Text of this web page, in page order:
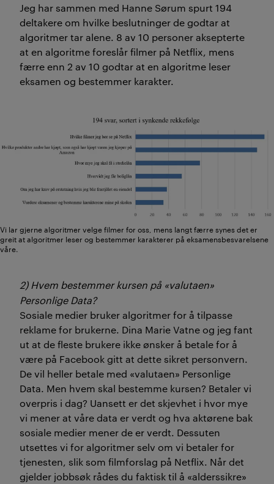
Jeg har sammen med Hanne Sørum spurt 194
deltakere om hvilke beslutninger de godtar at
algoritmer tar alene. 8 av 10 personer aksepterte
at en algoritme foreslår filmer på Netflix, mens
færre enn 2 av 10 godtar at en algoritme leser
eksamen og bestemmer karakter.
Vi lar gjerne algoritmer velge filmer for oss, mens langt færre synes det er
greit at algoritmer leser og bestemmer karakterer på eksamensbesvarelsene
våre.
2) Hvem bestemmer kursen på «valutaen»
Personlige Data?
Sosiale medier bruker algoritmer for å tilpasse
reklame for brukerne. Dina Marie Vatne og jeg fant
ut at de fleste brukere ikke ønsker å betale for å
være på Facebook gitt at dette sikret personvern.
De vil heller betale med «valutaen» Personlige
Data. Men hvem skal bestemme kursen? Betaler vi
overpris i dag? Uansett er det skjevhet i hvor mye
vi mener at våre data er verdt og hva aktørene bak
sosiale medier mener de er verdt. Dessuten
utsettes vi for algoritmer selv om vi betaler for
tjenesten, slik som filmforslag på Netflix. Når det
gjelder jobbsøk rådes du faktisk til å «alderssikre»